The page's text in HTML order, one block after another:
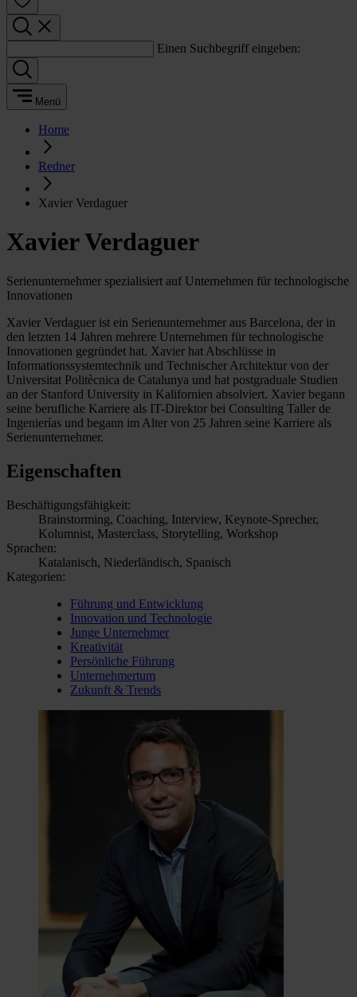
Einen Suchbegriff eingeben:
Menü
Home
Redner
Xavier Verdaguer
Xavier Verdaguer
Serienunternehmer spezialisiert auf Unternehmen für technologische
Innovationen
Xavier Verdaguer ist ein Serienunternehmer aus Barcelona, der in
den letzten 14 Jahren mehrere Unternehmen für technologische
Innovationen gegründet hat. Xavier hat Abschlüsse in
Informationssystemtechnik und Technischer Architektur von der
Universitat Politècnica de Catalunya und hat postgraduale Studien
an der Stanford University in Kalifornien absolviert. Xavier begann
seine berufliche Karriere als IT-Direktor bei Consulting Taller de
Ingenierías und begann im Alter von 25 Jahren seine Karriere als
Serienunternehmer.
Eigenschaften
Beschäftigungsfähigkeit:
Brainstorming, Coaching, Interview, Keynote-Sprecher,
Kolumnist, Masterclass, Storytelling, Workshop
Sprachen:
Katalanisch, Niederländisch, Spanisch
Kategorien:
Führung und Entwicklung
Innovation und Technologie
Junge Unternehmer
Kreativität
Persönliche Führung
Unternehmertum
Zukunft & Trends